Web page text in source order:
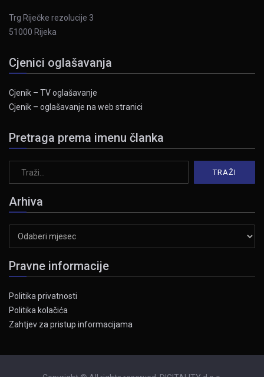
Trg Riječke rezolucije 3
51000 Rijeka
Cjenici oglašavanja
Cjenik – TV oglašavanje
Cjenik – oglašavanje na web stranici
Pretraga prema imenu članka
Arhiva
Pravne informacije
Politika privatnosti
Politika kolačića
Zahtjev za pristup informacijama